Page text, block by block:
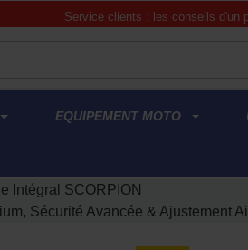
Service clients : les conseils d'un
EQUIPEMENT MOTO
Intégral SCORPION
Sécurité Avancée & Ajustement